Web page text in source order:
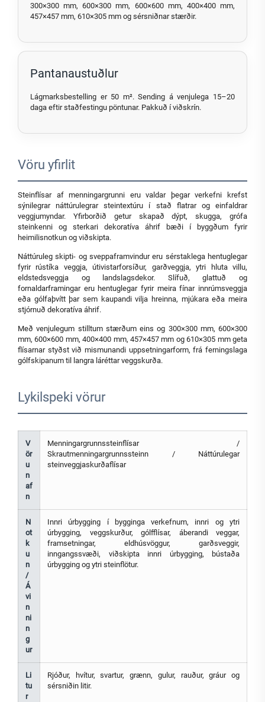
300×300 mm, 600×300 mm, 600×600 mm, 400×400 mm,
457×457 mm, 610×305 mm og sérsniðnar stærðir.
Pantanaustuðlur
Lágmarksbestelling er 50 m². Sending á venjulega 15–20
daga eftir staðfestingu pöntunar. Pakkuð í viðskrín.
Vöru yfirlit
Steinflísar af menningargrunni eru valdar þegar verkefni krefst
sýnilegrar náttúrulegrar steintextúru í stað flatrar og einfaldrar
veggjumyndar. Yfirborðið getur skapað dýpt, skugga, grófa
steinkenni og sterkari dekoratíva áhrif bæði í byggðum fyrir
heimilisnotkun og viðskipta.
Náttúruleg skipti- og sveppaframvindur eru sérstaklega hentuglegar
fyrir rústíka veggja, útivistarforsíður, garðveggja, ytri hluta villu,
eldstedsveggja og landslagsdekor. Slífuð, glattuð og
fornaldarframingar eru hentuglegar fyrir meira fínar innrúmsveggja
eða gólfaþvítt þar sem kaupandi vilja hreinna, mjúkara eða meira
stjórnuð dekoratíva áhrif.
Með venjulegum stilltum stærðum eins og 300×300 mm, 600×300
mm, 600×600 mm, 400×400 mm, 457×457 mm og 610×305 mm geta
flísarnar styðst við mismunandi uppsetningarform, frá ferningslaga
gólfskipanum til langra láréttar veggskurða.
Lykilspeki vörur
V
ör
u
n
af
n
Menningargrunnssteinflísar /
Skrautmenningargrunnssteinn / Náttúrulegar
steinveggjaskurðaflísar
N
ot
k
u
n
/
Á
vi
n
ni
n
g
ur
Innri úrbygging í bygginga verkefnum, innri og ytri
úrbygging, veggskurður, gólfflísar, áberandi veggar,
framsetningar, eldhúsvöggur, garðsveggir,
inngangssvæði, viðskipta innri úrbygging, bústaða
úrbygging og ytri steinflötur.
Li
tu
r
Rjóður, hvítur, svartur, grænn, gulur, rauður, gráur og
sérsniðin litir.